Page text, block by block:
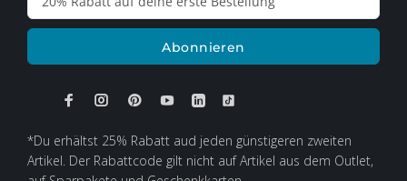
Abonnieren
*Du erhältst 25% Rabatt aud jeden günstigeren zweiten
Artikel. Der Rabattcode gilt nicht auf Artikel aus dem Outlet,